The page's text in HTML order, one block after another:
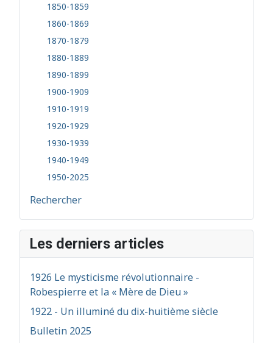
1850-1859
1860-1869
1870-1879
1880-1889
1890-1899
1900-1909
1910-1919
1920-1929
1930-1939
1940-1949
1950-2025
Rechercher
Les derniers articles
1926 Le mysticisme révolutionnaire -
Robespierre et la « Mère de Dieu »
1922 - Un illuminé du dix-huitième siècle
Bulletin 2025